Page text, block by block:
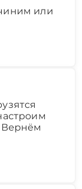
или
Вернём